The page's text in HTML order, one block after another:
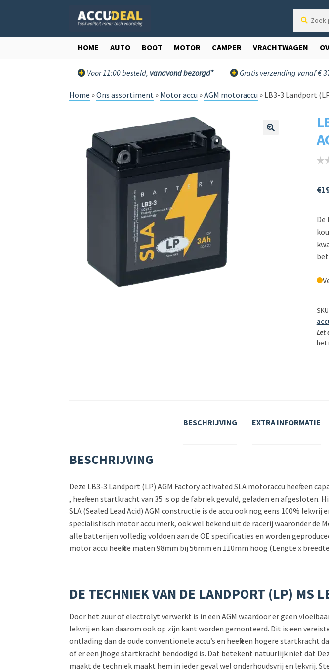
door
direct
producten
HOME AUTO BOOT MOTOR CAMPER VRACHTWAGEN
Voor 11:00 besteld, vanavond bezorgd* Gratis verzending vanaf €
Home »Ons assortiment » Motor accu »AGM motoraccu » LB3-3 Landport
€
De
Let
het
BESCHRIJVING EXTRA INFORMATIE
BESCHRIJVING
Deze LB3-3 Landport (LP) AGM Factory activated SLA motoraccu heeft een
, heeft een startkracht van 35 is op de fabriek gevuld, geladen en afgesloten.
SLA (Sealed Lead Acid) AGM constructie is de accu ook nog eens 100%
specialistisch motor accu merk, ook wel bekend uit de racerij waaronder de
alle batterijen volledig voldoen aan de OE specificaties en worden
motor accu heeft de maten 98mm bij 56mm en 110mm hoog (Lengte x
DE TECHNIEK VAN DE LANDPORT (LP) MS
Door het zuur of electrolyt verwerkt is in een AGM waardoor er geen
lekvrij en kan daarom ook op zijn kant worden gemonteerd. Dit is een
ontlading dan de oude conventionele accu’s en heeft een hogere startkracht
of er een jhoge startkracht bendodigd is. Dat betekent natuurlijk niet dat
maakt de techniek maakt hem in ieder geval wel onderhoudsvrij en lekvrij.